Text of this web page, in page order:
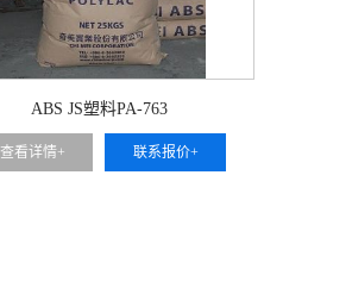
ABS JS塑料PA-763
查看详情+ 联系报价+